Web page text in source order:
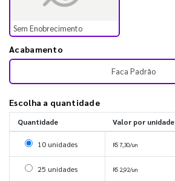
Sem Enobrecimento
Acabamento
Faca Padrão
Escolha a quantidade
Quantidade Valor por unidade
Selecionar 10 unidades
10 unidades R$ 7,30/un
Selecionar 25 unidades
25 unidades R$ 2,92/un